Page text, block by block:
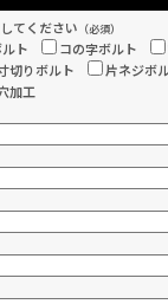
てください （必須）
ト コの字ボルト
切りボルト 片ネジボ
加工